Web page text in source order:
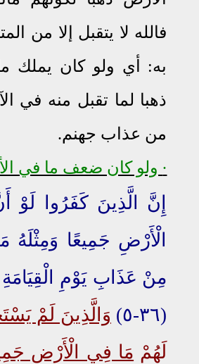
فالله لا يتقبل إلا من
به: أي ولو كان يملك
ذهبا لما تقبل منه في
من عذاب جهنم.
∙ ولو كان ضعف ما في
إِنَّ الَّذِينَ كَفَرُوا لَوْ
الْأَرْضِ جَمِيعًا وَمِثْلَهُ
مِنْ عَذَابِ يَوْمِ
(٣٦-٥)
وَالَّذِينَ لَمْ
لَهُمْ مَا فِي الْأَرْضِ